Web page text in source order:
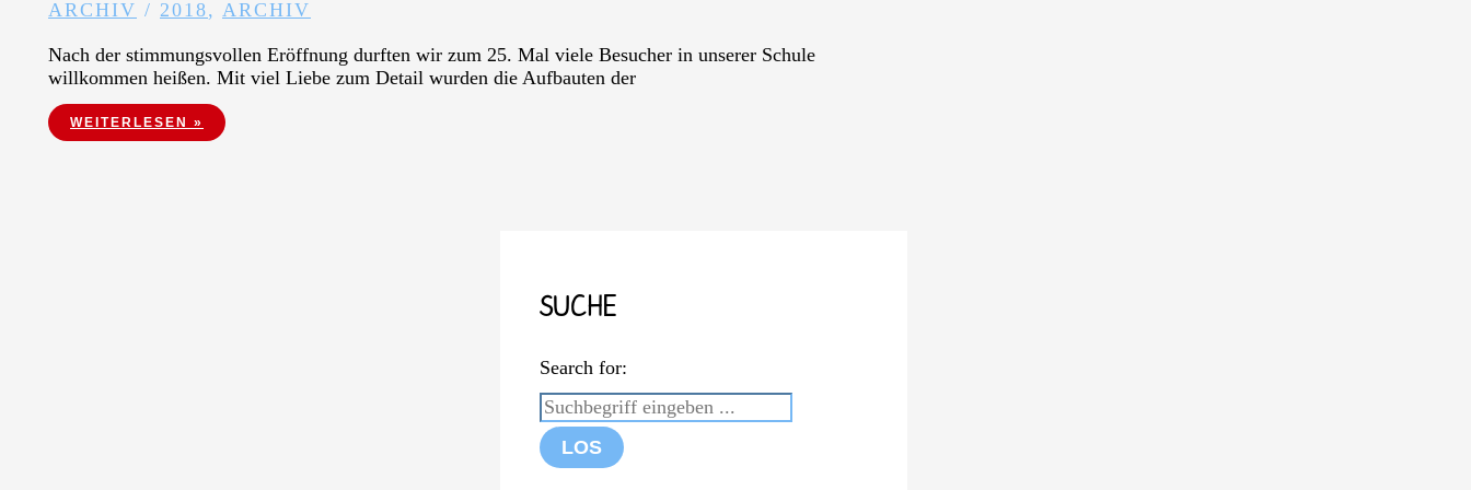
ARCHIV / 2018, ARCHIV
Nach der stimmungsvollen Eröffnung durften wir zum 25. Mal viele Besucher in unserer Schule
willkommen heißen. Mit viel Liebe zum Detail wurden die Aufbauten der
LATERNENAUSSTELLUNG 2018
WEITERLESEN »
SUCHE
Search for: